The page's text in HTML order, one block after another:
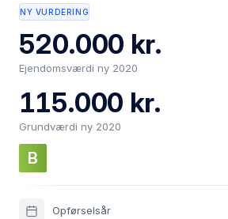
NY VURDERING
520.000 kr.
Ejendomsværdi ny 2020
115.000 kr.
Grundværdi ny 2020
B
Opførselsår